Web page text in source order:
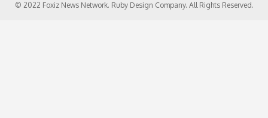
© 2022 Foxiz News Network. Ruby Design Company. All Rights Reserved.